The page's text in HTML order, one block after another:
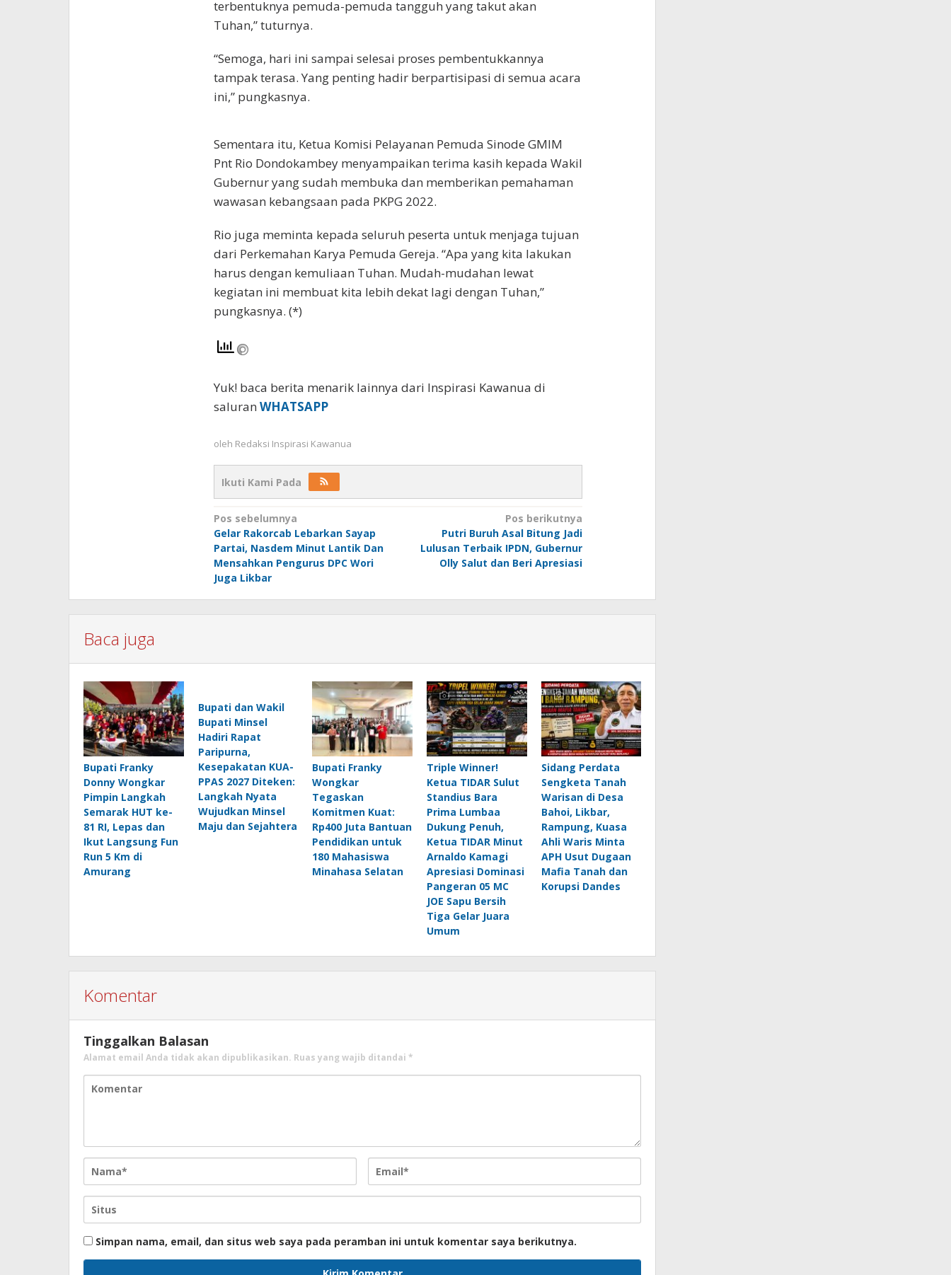
terbentuknya pemuda-pemuda tangguh yang takut akan
Tuhan,” tuturnya.
“Semoga, hari ini sampai selesai proses pembentukkannya
tampak terasa. Yang penting hadir berpartisipasi di semua acara
ini,” pungkasnya.
Sementara itu, Ketua Komisi Pelayanan Pemuda Sinode GMIM
Pnt Rio Dondokambey menyampaikan terima kasih kepada Wakil
Gubernur yang sudah membuka dan memberikan pemahaman
wawasan kebangsaan pada PKPG 2022.
Rio juga meminta kepada seluruh peserta untuk menjaga tujuan
dari Perkemahan Karya Pemuda Gereja. “Apa yang kita lakukan
harus dengan kemuliaan Tuhan. Mudah-mudahan lewat
kegiatan ini membuat kita lebih dekat lagi dengan Tuhan,”
pungkasnya. (*)
Yuk! baca berita menarik lainnya dari Inspirasi Kawanua di
saluran WHATSAPP
oleh Redaksi Inspirasi Kawanua
Ikuti Kami Pada
Navigasi
pos
Pos sebelumnya
Gelar Rakorcab Lebarkan Sayap
Partai, Nasdem Minut Lantik Dan
Mensahkan Pengurus DPC Wori
Juga Likbar
Pos berikutnya
Putri Buruh Asal Bitung Jadi
Lulusan Terbaik IPDN, Gubernur
Olly Salut dan Beri Apresiasi
Baca juga
Bupati Franky
Donny Wongkar
Pimpin Langkah
Semarak HUT ke-
81 RI, Lepas dan
Ikut Langsung Fun
Run 5 Km di
Amurang
Bupati dan Wakil
Bupati Minsel
Hadiri Rapat
Paripurna,
Kesepakatan KUA-
PPAS 2027 Diteken:
Langkah Nyata
Wujudkan Minsel
Maju dan Sejahtera
Bupati Franky
Wongkar
Tegaskan
Komitmen Kuat:
Rp400 Juta Bantuan
Pendidikan untuk
180 Mahasiswa
Minahasa Selatan
Triple Winner!
Ketua TIDAR Sulut
Standius Bara
Prima Lumbaa
Dukung Penuh,
Ketua TIDAR Minut
Arnaldo Kamagi
Apresiasi Dominasi
Pangeran 05 MC
JOE Sapu Bersih
Tiga Gelar Juara
Umum
Sidang Perdata
Sengketa Tanah
Warisan di Desa
Bahoi, Likbar,
Rampung, Kuasa
Ahli Waris Minta
APH Usut Dugaan
Mafia Tanah dan
Korupsi Dandes
Komentar
Tinggalkan Balasan
Alamat email Anda tidak akan dipublikasikan. Ruas yang wajib ditandai *
Simpan nama, email, dan situs web saya pada peramban ini untuk komentar saya berikutnya.